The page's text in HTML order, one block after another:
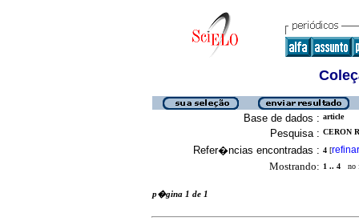
Base de dados : article
Pesquisa : CERON
Refer�ncias encontradas : 4 [refinar
Mostrando: 1 .. 4 no
p�gina 1 de 1